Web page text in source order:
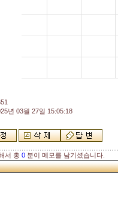
년 03월 27일 15:05:18
서 총 0 분이 메모를 남기셨습니다.